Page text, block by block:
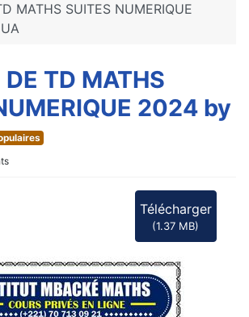
MATHS SUITES NUMERIQUE
DE TD MATHS
2024 by
Télécharger
(1.37 MB)